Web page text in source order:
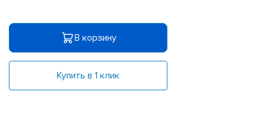
В корзину
Купить в 1 клик